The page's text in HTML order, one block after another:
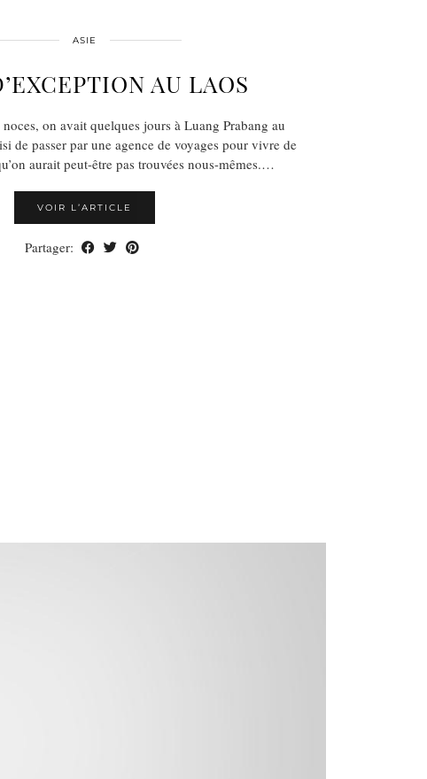
ASIE
AU LAOS
on avait quelques jours à Luang Prabang au
de passer par une agence de voyages pour vivre de
aurait peut-être pas trouvées nous-mêmes.…
VOIR L’ARTICLE
Partager: